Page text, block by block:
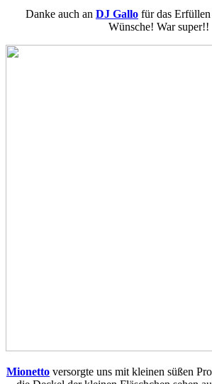
Danke auch an DJ Gallo für das
Wünsche! War super!!
Mionetto versorgte uns mit kleinen süßen